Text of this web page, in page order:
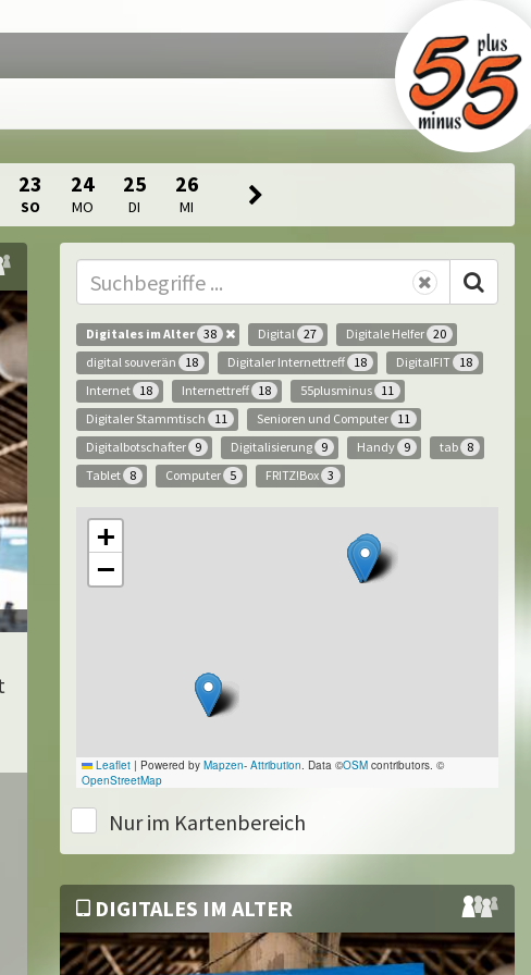
23
SO
24
MO
25
DI
26
MI
Digitales im Alter 38 Digital 27 Digitale Helfer 20
digital souverän
18 Digitaler Internettreff 18 DigitalFIT 18
Internet 18 Internettreff 18 55plusminus 11
Digitaler Stammtisch
11 Senioren und Computer 11
Digitalbotschafter 9 Digitalisierung 9 Handy 9 tab 8
Tablet 8 Computer 5 FRITZ!Box 3
+
−
Leaflet | Powered by Mapzen- Attribution. Data ©OSM contributors. ©
OpenStreetMap
Nur im Kartenbereich
DIGITALES IM ALTER